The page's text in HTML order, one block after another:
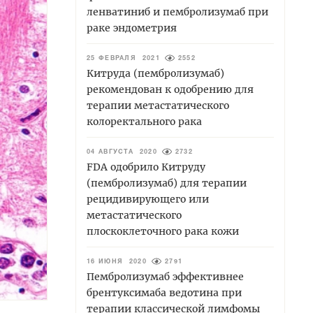
ленватиниб и пембролизумаб при
раке эндометрия
25 ФЕВРАЛЯ 2021 2552
Китруда (пембролизумаб)
рекомендован к одобрению для
терапии метастатического
колоректального рака
04 АВГУСТА 2020 2732
FDA одобрило Китруду
(пембролизумаб) для терапии
рецидивирующего или
метастатического
плоскоклеточного рака кожи
16 ИЮНЯ 2020 2791
Пембролизумаб эффективнее
брентуксимаба ведотина при
терапии классической лимфомы